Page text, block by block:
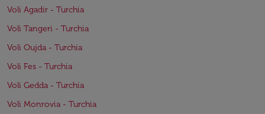
Voli Agadir - Turchia
Voli Tangeri - Turchia
Voli Oujda - Turchia
Voli Fes - Turchia
Voli Gedda - Turchia
Voli Monrovia - Turchia